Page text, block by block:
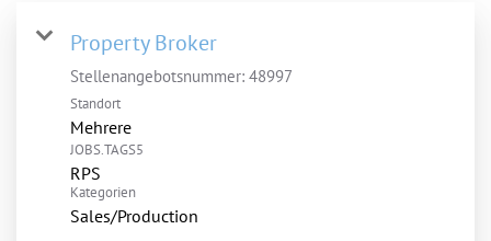
Property Broker
Stellenangebotsnummer: 48997
Standort
Mehrere
JOBS.TAGS5
RPS
Kategorien
Sales/Production